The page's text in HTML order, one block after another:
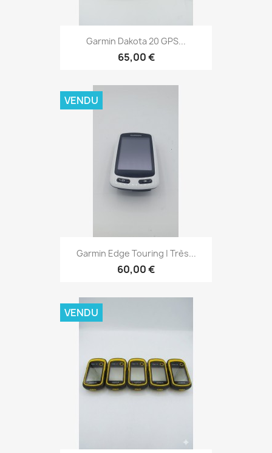
Aperçu rapide
Garmin Dakota 20 GPS...
65,00 €
Aperçu rapide
Garmin Edge Touring | Très...
60,00 €
VENDU
VENDU